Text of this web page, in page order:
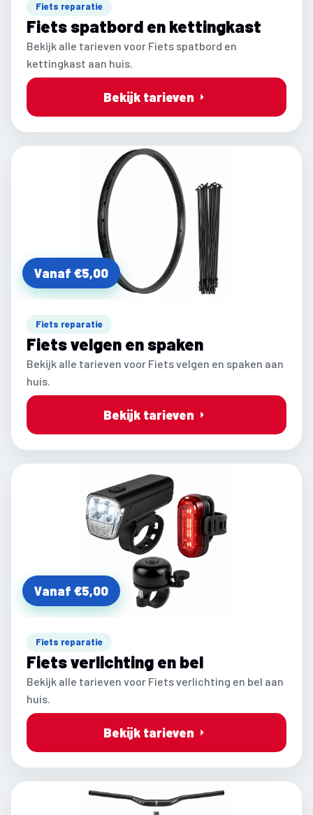
Fiets reparatie
Fiets spatbord en kettingkast
Bekijk alle tarieven voor Fiets spatbord en
kettingkast aan huis.
Bekijk tarieven
Vanaf €5,00
Fiets reparatie
Fiets velgen en spaken
Bekijk alle tarieven voor Fiets velgen en spaken aan
huis.
Bekijk tarieven
Vanaf €5,00
Fiets reparatie
Fiets verlichting en bel
Bekijk alle tarieven voor Fiets verlichting en bel aan
huis.
Bekijk tarieven